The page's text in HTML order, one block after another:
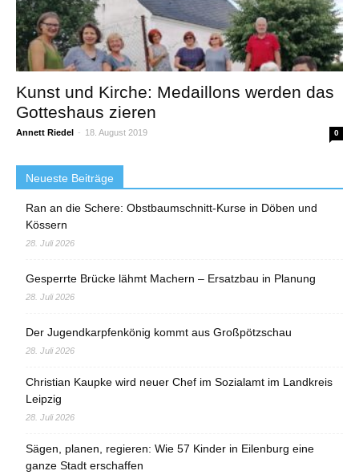
Kunst und Kirche: Medaillons werden das
Gotteshaus zieren
Annett Riedel - 18. August 2019 0
Neueste Beiträge
Ran an die Schere: Obstbaumschnitt-Kurse in Döben und
Kössern
28. Juli 2026
Gesperrte Brücke lähmt Machern – Ersatzbau in Planung
28. Juli 2026
Der Jugendkarpfenkönig kommt aus Großpötzschau
28. Juli 2026
Christian Kaupke wird neuer Chef im Sozialamt im Landkreis
Leipzig
28. Juli 2026
Sägen, planen, regieren: Wie 57 Kinder in Eilenburg eine
ganze Stadt erschaffen